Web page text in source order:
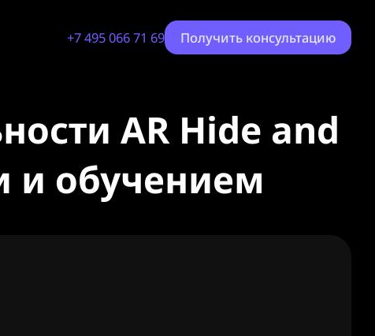
+7 495 066 71 69 Получить консультацию
AR Hide and
и обучением